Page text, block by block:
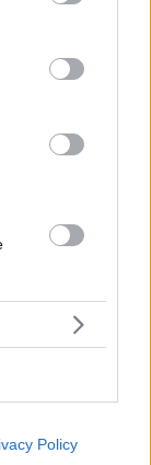
tags to
below Google
Policy
από τη